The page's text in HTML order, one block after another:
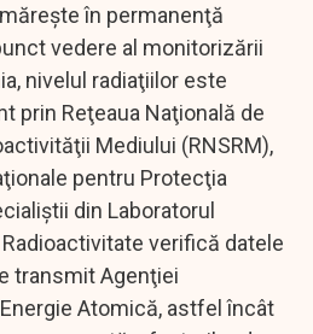
în permanenţă
vedere al monitorizării
nivelul radiaţiilor este
prin Reţeaua Naţională de
Mediului (RNSRM),
pentru Protecţia
din Laboratorul
verifică datele
transmit Agenţiei
Atomică, astfel încât